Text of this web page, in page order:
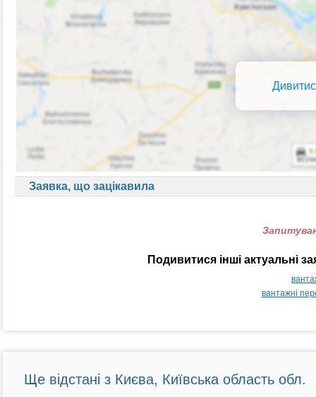
Заявка, що зацікавила
Подивитися інші актуальні
вантажні
Ще відстані з Києва, Київська область обл.